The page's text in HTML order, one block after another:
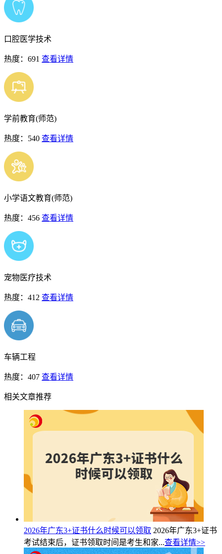
口腔医学技术
热度：691 查看详情
学前教育(师范)
热度：540 查看详情
小学语文教育(师范)
热度：456 查看详情
宠物医疗技术
热度：412 查看详情
车辆工程
热度：407 查看详情
相关文章推荐
2026年广东3+证书什么时候可以领取 2026年广东3+证书
考试结束后，证书领取时间是考生和家...查看详情>>